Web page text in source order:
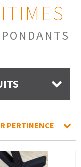
PERTINENCE